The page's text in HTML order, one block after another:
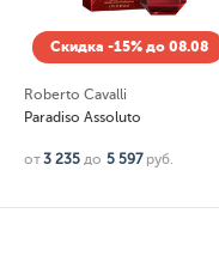
Скидка -15% до 08.08
Roberto Cavalli
Paradiso Assoluto
от3 235 до 5 597 руб.